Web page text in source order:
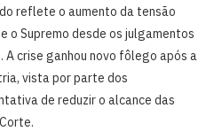
reflete o aumento da tensão
o Supremo desde os julgamentos
A crise ganhou novo fôlego após a
vista por parte dos
de reduzir o alcance das